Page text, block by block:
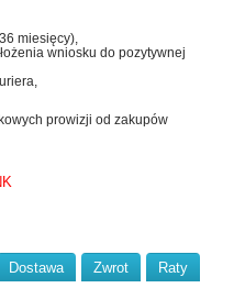
miesięcy),
wniosku do pozytywnej
prowizji od zakupów
Dostawa Zwrot
Raty